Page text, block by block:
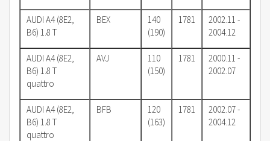
AUDI A4 (8E2,
B6) 1.8 T
BEX
140
(190)
1781
2002.11 -
2004.12
AUDI A4 (8E2,
B6) 1.8 T
quattro
AVJ
110
(150)
1781
2000.11 -
2002.07
AUDI A4 (8E2,
B6) 1.8 T
quattro
BFB
120
(163)
1781
2002.07 -
2004.12